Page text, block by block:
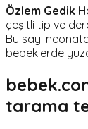
Özlem Gedik
çeşitli tip ve
Bu sayı
bebeklerde
tarama